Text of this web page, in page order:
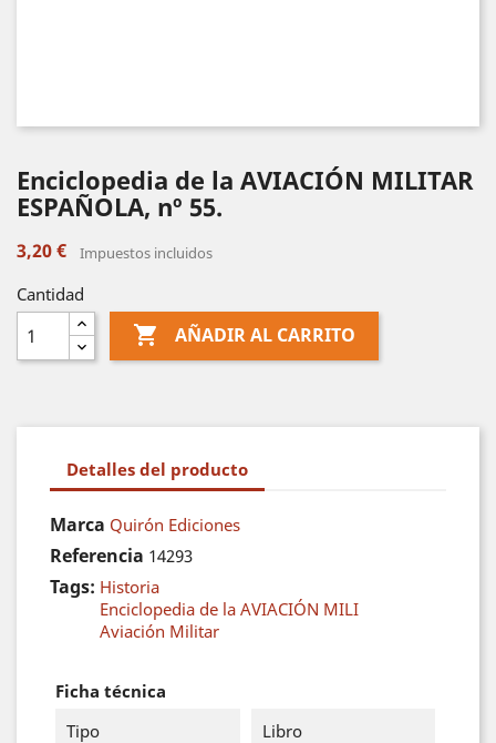
Enciclopedia de la AVIACIÓN MILITAR
ESPAÑOLA, nº 55.
3,20 € Impuestos incluidos
Cantidad
 AÑADIR AL CARRITO
Detalles del producto
Marca Quirón Ediciones
Referencia 14293
Tags: Historia
Enciclopedia de la AVIACIÓN MILI
Aviación Militar
Ficha técnica
Tipo
Libro